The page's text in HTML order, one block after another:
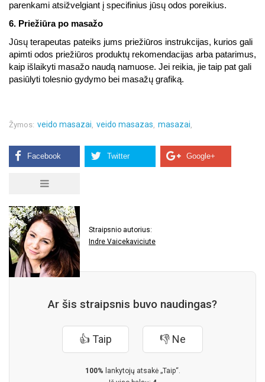
parenkami atsižvelgiant į specifinius jūsų odos poreikius.
6. Priežiūra po masažo
Jūsų terapeutas pateiks jums priežiūros instrukcijas, kurios gali
apimti odos priežiūros produktų rekomendacijas arba patarimus,
kaip išlaikyti masažo naudą namuose. Jei reikia, jie taip pat gali
pasiūlyti tolesnio gydymo bei masažų grafiką.
Žymos: veido masazai, veido masazas, masazai,
Straipsnio autorius:
Indre Vaicekaviciute
Ar šis straipsnis buvo naudingas?
👍 Taip 👎 Ne
100% lankytojų atsakė „Taip“.